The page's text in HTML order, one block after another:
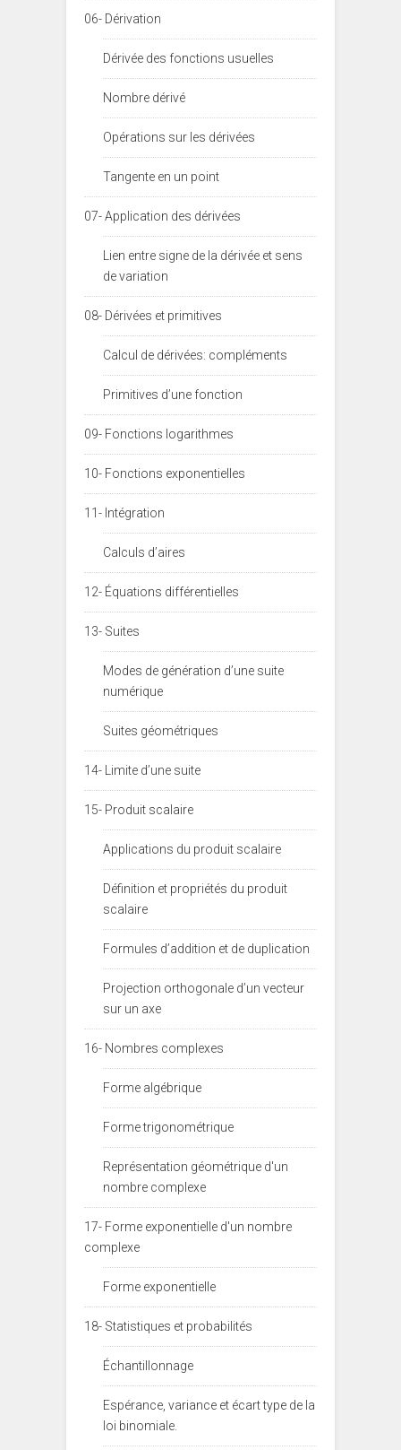
06- Dérivation
Dérivée des fonctions usuelles
Nombre dérivé
Opérations sur les dérivées
Tangente en un point
07- Application des dérivées
Lien entre signe de la dérivée et sens
de variation
08- Dérivées et primitives
Calcul de dérivées: compléments
Primitives d’une fonction
09- Fonctions logarithmes
10- Fonctions exponentielles
11- Intégration
Calculs d’aires
12- Équations différentielles
13- Suites
Modes de génération d’une suite
numérique
Suites géométriques
14- Limite d’une suite
15- Produit scalaire
Applications du produit scalaire
Définition et propriétés du produit
scalaire
Formules d’addition et de duplication
Projection orthogonale d’un vecteur
sur un axe
16- Nombres complexes
Forme algébrique
Forme trigonométrique
Représentation géométrique d'un
nombre complexe
17- Forme exponentielle d'un nombre
complexe
Forme exponentielle
18- Statistiques et probabilités
Échantillonnage
Espérance, variance et écart type de la
loi binomiale.